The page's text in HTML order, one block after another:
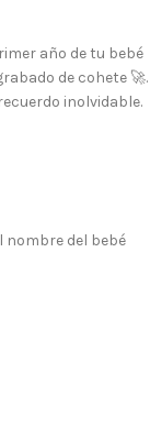
año de tu bebé
de cohete 🚀.
inolvidable.
nombre del bebé